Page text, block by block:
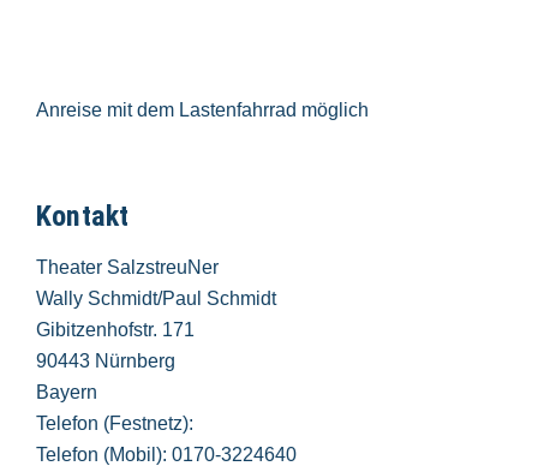
Anreise mit dem Lastenfahrrad möglich
Kontakt
Theater SalzstreuNer
Wally Schmidt/Paul Schmidt
Gibitzenhofstr. 171
90443 Nürnberg
Bayern
Telefon (Festnetz):
Telefon (Mobil): 0170-3224640